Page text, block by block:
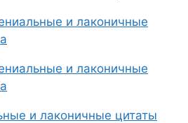
и лаконичные
и лаконичные
и лаконичные цитаты